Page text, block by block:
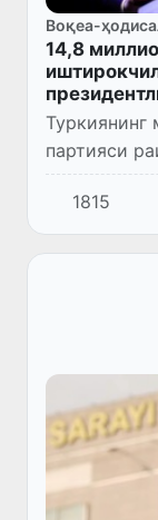
Воқеа-
14,8
Туркиянинг
партияси
праймериз
фуқаро
Экрем
1815